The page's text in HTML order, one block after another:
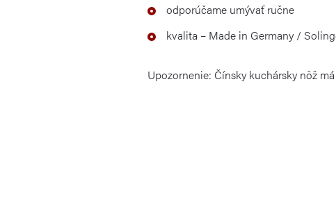
odporúčame umývať ručne
kvalita – Made in Germany /
Upozornenie: Čínsky kuchársky nôž